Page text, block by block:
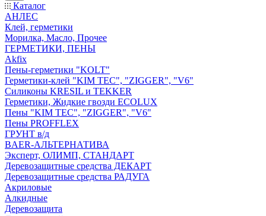
Каталог
АНЛЕС
Клей, герметики
Морилка, Масло, Прочее
ГЕРМЕТИКИ, ПЕНЫ
Akfix
Пены-герметики "KOLT"
Герметики-клей "KIM TEС", "ZIGGER", "V6"
Силиконы KRESIL и TEKKER
Герметики, Жидкие гвозди ECOLUX
Пены "KIM TEС", "ZIGGER", "V6"
Пены PROFFLEX
ГРУНТ в/д
BAER-АЛЬТЕРНАТИВА
Эксперт, ОЛИМП, СТАНДАРТ
Деревозащитные средства ДЕКАРТ
Деревозащитные средства РАДУГА
Акриловые
Алкидные
Деревозащита